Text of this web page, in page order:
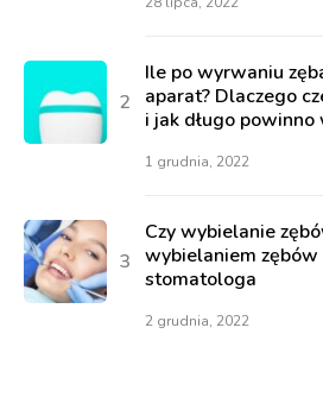
Ile po wyrwaniu
aparat? Dlaczego
i jak długo powinno
1 grudnia, 2022
Czy wybielanie
wybielaniem
stomatologa
2 grudnia, 2022